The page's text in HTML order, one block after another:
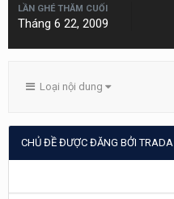
LẦN GHÉ THĂM CUỐI
Tháng 6 22, 2009
Loại nội dung
CHỦ ĐỀ ĐƯỢC ĐĂNG BỞI TRADA